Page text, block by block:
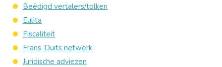
Beëdigd vertalers/tolken
Eulita
Fiscaliteit
Frans-Duits netwerk
Juridische adviezen